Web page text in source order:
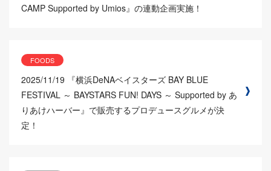
CAMP Supported by Umios』の連動企画実施！
FOODS
2025/11/19
『横浜DeNAベイスターズ BAY BLUE
FESTIVAL ～ BAYSTARS FUN! DAYS ～ Supported by あ
りあけハーバー』で販売するプロデュースグルメが決
定！